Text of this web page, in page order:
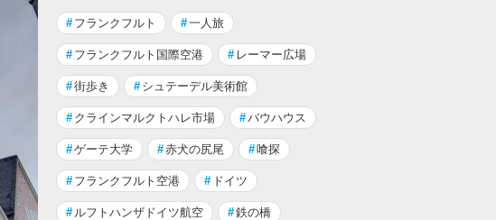
# フランクフルト #一人旅
# フランクフルト国際空港 # レーマー広場
#街歩き # シュテーデル美術館
# クラインマルクトハレ市場 #バウハウス
#ゲーテ大学 #赤犬の尻尾 #喰探
# フランクフルト空港 # ドイツ
# ルフトハンザドイツ航空 #鉄の橋